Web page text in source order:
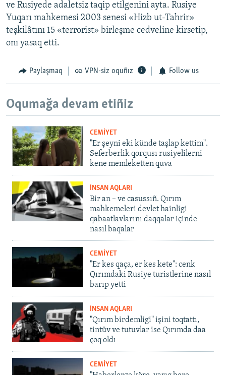
ve Rusiyede adaletsiz taqip etilgenini ayta. Rusiye
Yuqarı mahkemesi 2003 senesi «Hizb ut-Tahrir»
teşkilâtını 15 «terrorist» birleşme cedveline kirsetip,
onı yasaq etti.
Paylaşmaq VPN-siz oquñız Follow us
Oqumağa devam etiñiz
CEMİYET
"Er şeyni eki künde taşlap kettim".
Seferberlik qorqusı rusiyelilerni
kene memleketten quva
İNSAN AQLARI
Bir an – ve casussıñ. Qırım
mahkemeleri devlet hainligi
qabaatlavlarını daqqalar içinde
nasıl baqalar
CEMİYET
"Er kes qaça, er kes kete": cenk
Qırımdaki Rusiye turistlerine nasıl
barıp yetti
İNSAN AQLARI
"Qırım birdemligi" işini toqtattı,
tintüv ve tutuvlar ise Qırımda daa
çoq oldı
CEMİYET